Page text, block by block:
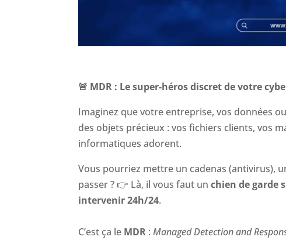
🚨 MDR : Le super-héros discret de votre
Imaginez que votre entreprise, vos données
des objets précieux : vos fichiers clients, vos
informatiques adorent.
Vous pourriez mettre un cadenas (antivirus),
passer ? 👉 Là, il vous faut unchien de garde
intervenir 24h/24.
C’est ça le MDR :Managed Detection and